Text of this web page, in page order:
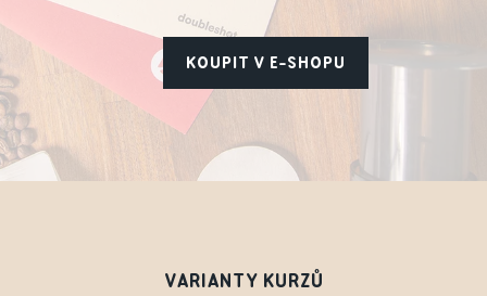
KOUPIT V E-SHOPU
VARIANTY KURZŮ